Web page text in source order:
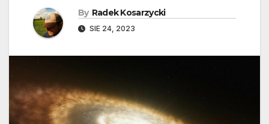
By Radek Kosarzycki
SIE 24, 2023